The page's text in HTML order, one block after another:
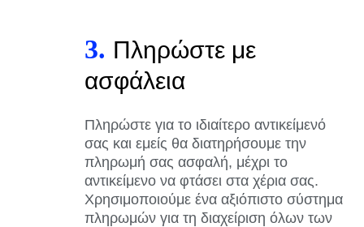
3. Πληρώστε με
ασφάλεια
Πληρώστε για το ιδιαίτερο αντικείμενό
σας και εμείς θα διατηρήσουμε την
πληρωμή σας ασφαλή, μέχρι το
αντικείμενο να φτάσει στα χέρια σας.
Χρησιμοποιούμε ένα αξιόπιστο σύστημα
πληρωμών για τη διαχείριση όλων των